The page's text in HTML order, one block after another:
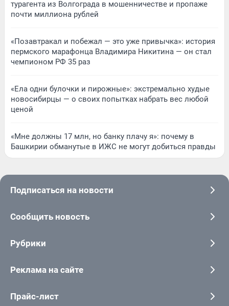
турагента из Волгограда в мошенничестве и пропаже
почти миллиона рублей
«Позавтракал и побежал — это уже привычка»: история
пермского марафонца Владимира Никитина — он стал
чемпионом РФ 35 раз
«Ела одни булочки и пирожные»: экстремально худые
новосибирцы — о своих попытках набрать вес любой
ценой
«Мне должны 17 млн, но банку плачу я»: почему в
Башкирии обманутые в ИЖС не могут добиться правды
Подписаться на новости
Сообщить новость
Рубрики
Реклама на сайте
Прайс-лист